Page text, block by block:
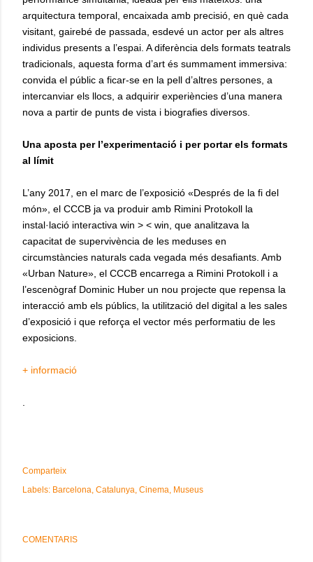
arquitectura temporal, encaixada amb precisió, en què cada
visitant, gairebé de passada, esdevé un actor per als altres
individus presents a l’espai. A diferència dels formats teatrals
tradicionals, aquesta forma d’art és summament immersiva:
convida el públic a ficar-se en la pell d’altres persones, a
intercanviar els llocs, a adquirir experiències d’una manera
nova a partir de punts de vista i biografies diversos.
Una aposta per l’experimentació i per portar els formats
al límit
L’any 2017, en el marc de l’exposició «Després de la fi del
món», el CCCB ja va produir amb Rimini Protokoll la
instal·lació interactiva win > < win, que analitzava la
capacitat de supervivència de les meduses en
circumstàncies naturals cada vegada més desafiants. Amb
«Urban Nature», el CCCB encarrega a Rimini Protokoll i a
l’escenògraf Dominic Huber un nou projecte que repensa la
interacció amb els públics, la utilització del digital a les sales
d’exposició i que reforça el vector més performatiu de les
exposicions.
+ informació
Comparteix
Labels: Barcelona Catalunya Cinema Museus
COMENTARIS